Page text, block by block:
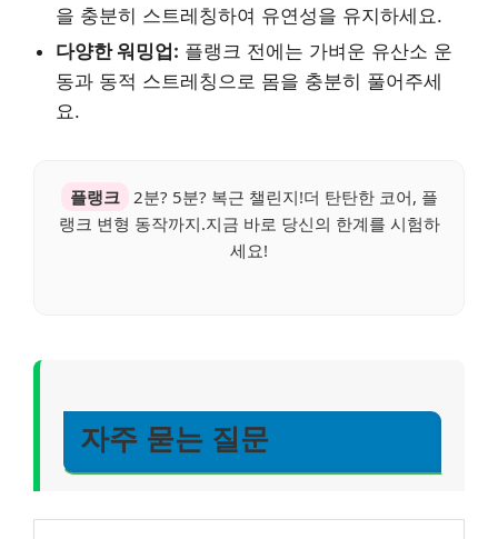
을 충분히 스트레칭하여 유연성을 유지하세요.
다양한 워밍업: 플랭크 전에는 가벼운 유산소 운
동과 동적 스트레칭으로 몸을 충분히 풀어주세
요.
플랭크
2분? 5분? 복근 챌린지!더 탄탄한 코어, 플
랭크 변형 동작까지.지금 바로 당신의 한계를 시험하
세요!
자주 묻는 질문